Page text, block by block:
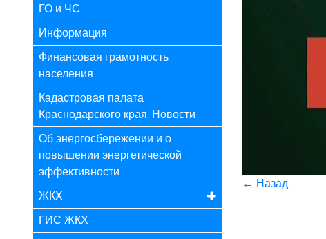
ГО и ЧС
Информация
Финансовая грамотность
населения
Кадастровая палата
Краснодарского края. Новости
Об энергосбережении и о
повышении энергетической
эффективности
ЖКХ
ГИС ЖКХ
← Назад